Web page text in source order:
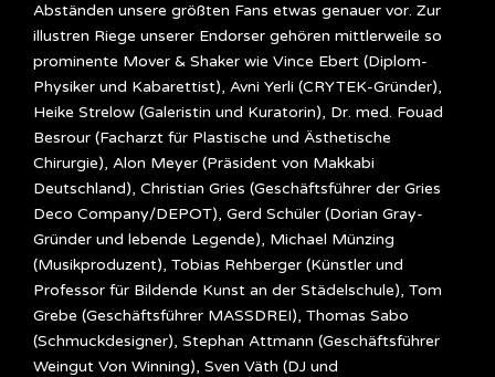
Abständen unsere größten Fans etwas genauer vor. Zur
illustren Riege unserer Endorser gehören mittlerweile so
prominente Mover & Shaker wie Vince Ebert (Diplom-
Physiker und Kabarettist), Avni Yerli (CRYTEK-Gründer),
Heike Strelow (Galeristin und Kuratorin), Dr. med. Fouad
Besrour (Facharzt für Plastische und Ästhetische
Chirurgie), Alon Meyer (Präsident von Makkabi
Deutschland), Christian Gries (Geschäftsführer der Gries
Deco Company/DEPOT), Gerd Schüler (Dorian Gray-
Gründer und lebende Legende), Michael Münzing
(Musikproduzent), Tobias Rehberger (Künstler und
Professor für Bildende Kunst an der Städelschule), Tom
Grebe (Geschäftsführer MASSDREI), Thomas Sabo
(Schmuckdesigner), Stephan Attmann (Geschäftsführer
Weingut Von Winning), Sven Väth (DJ und